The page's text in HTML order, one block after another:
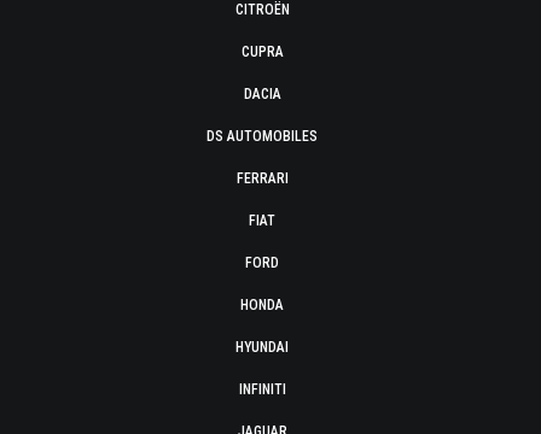
CITROËN
CUPRA
DACIA
DS AUTOMOBILES
FERRARI
FIAT
FORD
HONDA
HYUNDAI
INFINITI